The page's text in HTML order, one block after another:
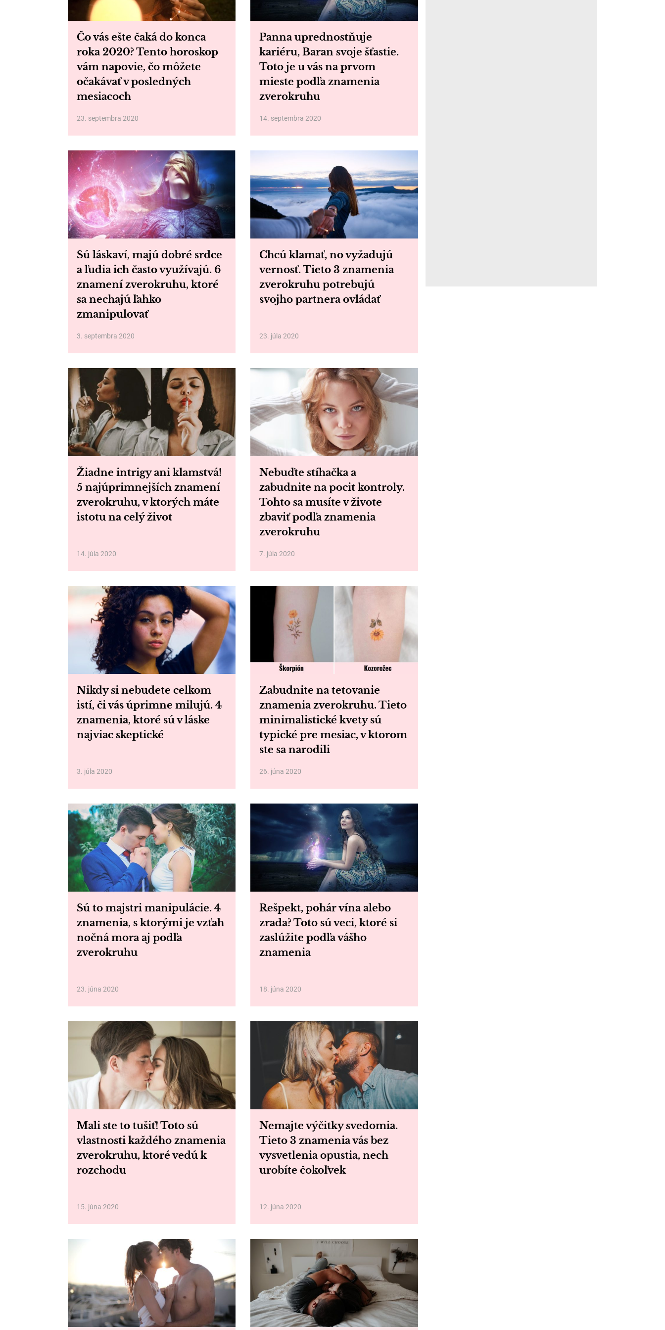
Čo vás ešte čaká do konca
roka 2020? Tento horoskop
vám napovie, čo môžete
očakávať v posledných
mesiacoch
23. septembra 2020
Panna uprednostňuje
kariéru, Baran svoje šťastie.
Toto je u vás na prvom
mieste podľa znamenia
zverokruhu
14. septembra 2020
Sú láskaví, majú dobré srdce
a ľudia ich často využívajú. 6
znamení zverokruhu, ktoré
sa nechajú ľahko
zmanipulovať
3. septembra 2020
Chcú klamať, no vyžadujú
vernosť. Tieto 3 znamenia
zverokruhu potrebujú
svojho partnera ovládať
23. júla 2020
Žiadne intrigy ani klamstvá!
5 najúprimnejších znamení
zverokruhu, v ktorých máte
istotu na celý život
14. júla 2020
Nebuďte stíhačka a
zabudnite na pocit kontroly.
Tohto sa musíte v živote
zbaviť podľa znamenia
zverokruhu
7. júla 2020
Nikdy si nebudete celkom
istí, či vás úprimne milujú. 4
znamenia, ktoré sú v láske
najviac skeptické
3. júla 2020
Zabudnite na tetovanie
znamenia zverokruhu. Tieto
minimalistické kvety sú
typické pre mesiac, v ktorom
ste sa narodili
26. júna 2020
Sú to majstri manipulácie. 4
znamenia, s ktorými je vzťah
nočná mora aj podľa
zverokruhu
23. júna 2020
Rešpekt, pohár vína alebo
zrada? Toto sú veci, ktoré si
zaslúžite podľa vášho
znamenia
18. júna 2020
Mali ste to tušiť! Toto sú
vlastnosti každého znamenia
zverokruhu, ktoré vedú k
rozchodu
15. júna 2020
Nemajte výčitky svedomia.
Tieto 3 znamenia vás bez
vysvetlenia opustia, nech
urobíte čokoľvek
12. júna 2020